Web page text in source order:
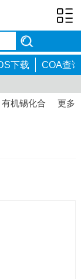
下载 COA查询
更多
有机锡化合